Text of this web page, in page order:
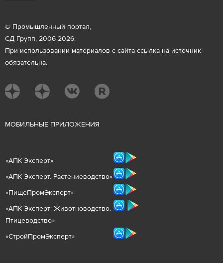
© Промышленный портал,
СД Групп, 2006-2026.
При использовании материалов с сайта ссылка на источник
обязательна.
МОБИЛЬНЫЕ ПРИЛОЖЕНИЯ
«АПК Эксперт»
«АПК Эксперт. Растениеводство»
«ПищеПромЭксперт»
«АПК Эксперт: Животноводство.
Птицеводство»
«СтройПромЭксперт»